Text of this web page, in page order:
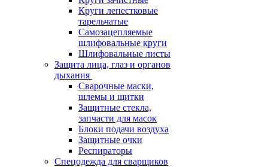
Круги лепестковые
тарельчатые
Самозацепляемые
шлифовальные круги
Шлифовальные листы
Защита лица, глаз и органов
дыхания
Сварочные маски,
шлемы и щитки
Защитные стекла,
запчасти для масок
Блоки подачи воздуха
Защитные очки
Респираторы
Спецодежда для сварщиков